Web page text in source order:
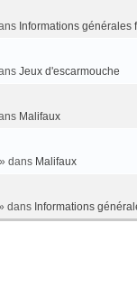
Informations générales
Jeux d'escarmouche
Malifaux
» dans Malifaux
dans Informations